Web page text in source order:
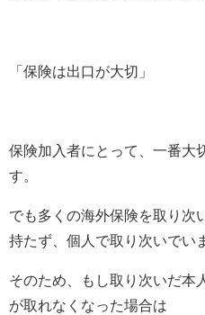
「保険は出口が大切」
保険加入者にとって、一番大
す。
でも多くの海外保険を取り次
持たず、個人で取り次いでい
そのため、もし取り次いだ本
が取れなくなった場合は